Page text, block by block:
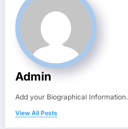
Admin
Add your Biographical Information.
View All Posts